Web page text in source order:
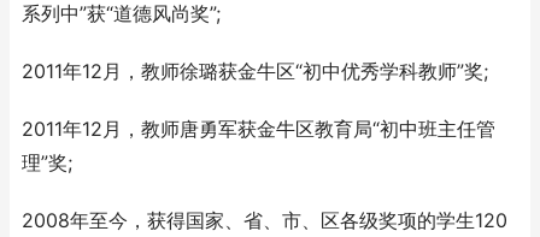
系列中”获“道德风尚奖”;
2011年12月，教师徐璐获金牛区“初中优秀学科教师”奖;
2011年12月，教师唐勇军获金牛区教育局“初中班主任管
理”奖;
2008年至今，获得国家、省、市、区各级奖项的学生120